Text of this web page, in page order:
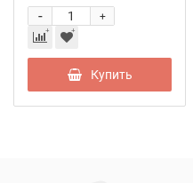
+
-
Купить